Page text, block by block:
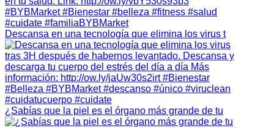
Descansa en una tecnología que elimina los virus t
¿Sabías que la piel es el órgano más grande de tu